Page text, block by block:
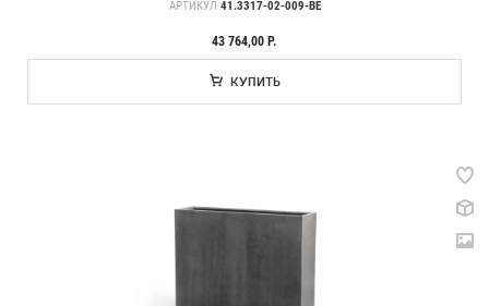
АРТИКУЛ 41.3317-02-009-BE
43 764,00 Р.
КУПИТЬ